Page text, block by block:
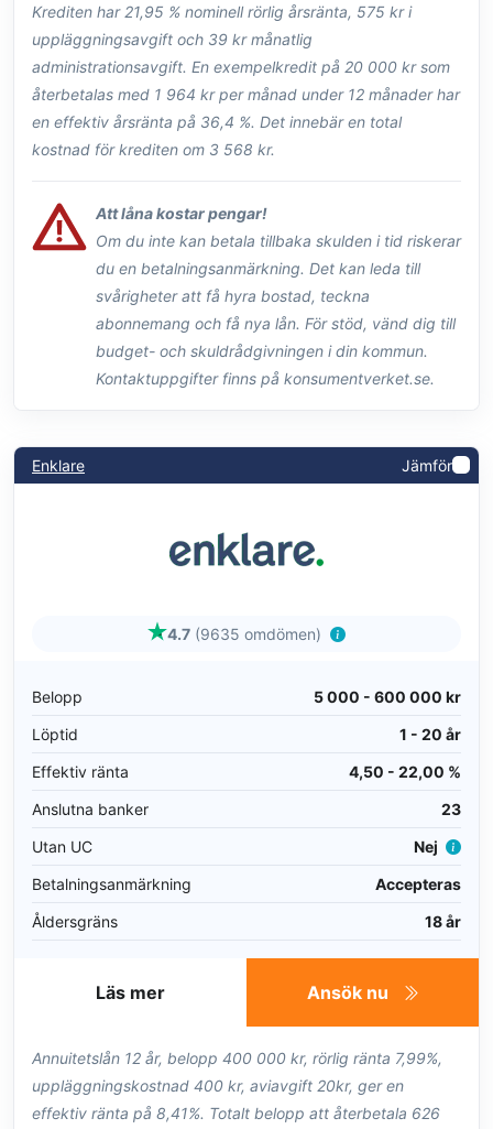
Krediten har 21,95 % nominell rörlig årsränta, 575 kr i
uppläggningsavgift och 39 kr månatlig
administrationsavgift. En exempelkredit på 20 000 kr som
återbetalas med 1 964 kr per månad under 12 månader har
en effektiv årsränta på 36,4 %. Det innebär en total
kostnad för krediten om 3 568 kr.
Att låna kostar pengar!
Om du inte kan betala tillbaka skulden i tid riskerar
du en betalningsanmärkning. Det kan leda till
svårigheter att få hyra bostad, teckna
abonnemang och få nya lån. För stöd, vänd dig till
budget- och skuldrådgivningen i din kommun.
Kontaktuppgifter finns på konsumentverket.se.
Enklare Jämför
4.7 (9635 omdömen)
Belopp
5 000 - 600 000 kr
Löptid
1 - 20 år
Effektiv ränta
4,50 - 22,00 %
Anslutna banker
23
Utan UC
Nej
Betalningsanmärkning
Accepteras
Åldersgräns
18 år
Ansök nu
Läs mer
Annuitetslån 12 år, belopp 400 000 kr, rörlig ränta 7,99%,
uppläggningskostnad 400 kr, aviavgift 20kr, ger en
effektiv ränta på 8,41%. Totalt belopp att återbetala 626